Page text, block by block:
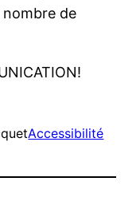
de
Accessibilité